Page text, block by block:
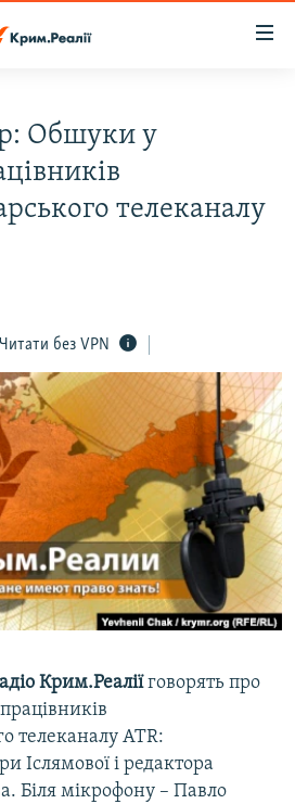
КРИМУ
Обшуки у
телеканалу
Читати без VPN
Крим.Реаліїговорять про
телеканалу АТR:
Іслямової і редактора
Біля мікрофону – Павло